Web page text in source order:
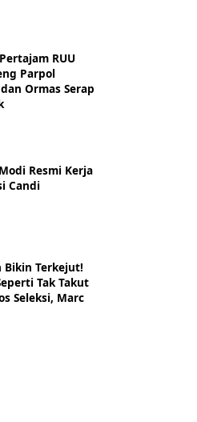
RUU
Parpol
Ormas Serap
Resmi Kerja
Candi
Bikin Terkejut!
Tak Takut
Seleksi, Marc